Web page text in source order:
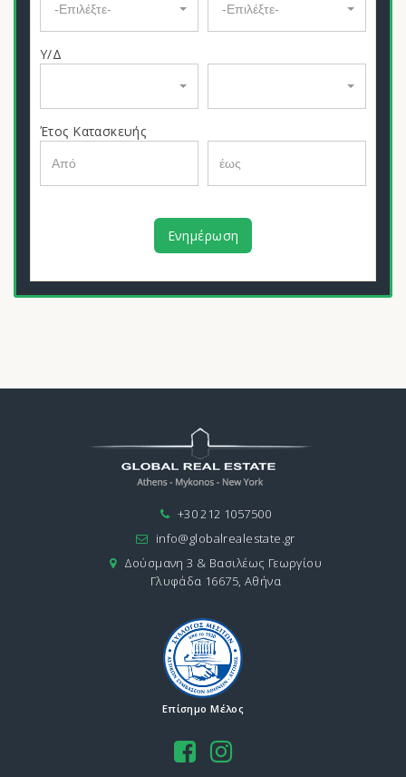
-Επιλέξτε- -Επιλέξτε-
Υ/Δ
Έτος Κατασκευής
Ενημέρωση
+30 212 1057500
info@globalrealestate.gr
Δούσμανη 3 & Βασιλέως Γεωργίου
Γλυφάδα 16675, Αθήνα
Επίσημο Μέλος